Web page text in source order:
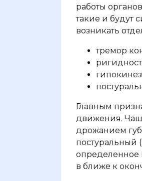
работы
такие и будут
возникать
тремор
Главным
движения.
дрожанием
постуральный
определенное
в ближе к